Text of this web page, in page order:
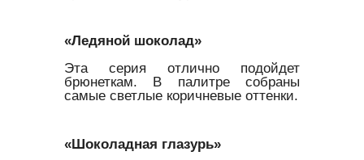
«Ледяной шоколад»
Эта серия отлично подойдет
брюнеткам. В палитре собраны
самые светлые коричневые оттенки.
«Шоколадная глазурь»